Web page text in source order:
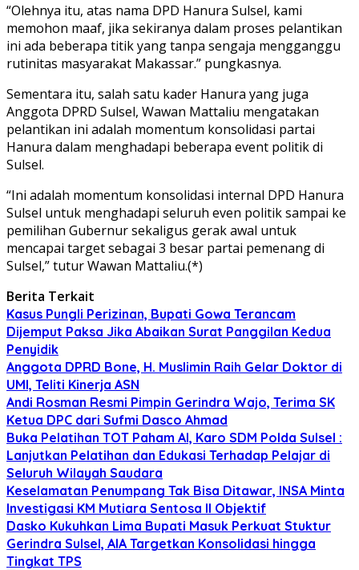
“Olehnya itu, atas nama DPD Hanura Sulsel, kami
memohon maaf, jika sekiranya dalam proses pelantikan
ini ada beberapa titik yang tanpa sengaja mengganggu
rutinitas masyarakat Makassar.” pungkasnya.
Sementara itu, salah satu kader Hanura yang juga
Anggota DPRD Sulsel, Wawan Mattaliu mengatakan
pelantikan ini adalah momentum konsolidasi partai
Hanura dalam menghadapi beberapa event politik di
Sulsel.
“Ini adalah momentum konsolidasi internal DPD Hanura
Sulsel untuk menghadapi seluruh even politik sampai ke
pemilihan Gubernur sekaligus gerak awal untuk
mencapai target sebagai 3 besar partai pemenang di
Sulsel,” tutur Wawan Mattaliu.(*)
Berita Terkait
Kasus Pungli Perizinan, Bupati Gowa Terancam
Dijemput Paksa Jika Abaikan Surat Panggilan Kedua
Penyidik
Anggota DPRD Bone, H. Muslimin Raih Gelar Doktor di
UMI, Teliti Kinerja ASN
Andi Rosman Resmi Pimpin Gerindra Wajo, Terima SK
Ketua DPC dari Sufmi Dasco Ahmad
Buka Pelatihan TOT Paham AI, Karo SDM Polda Sulsel :
Lanjutkan Pelatihan dan Edukasi Terhadap Pelajar di
Seluruh Wilayah Saudara
Keselamatan Penumpang Tak Bisa Ditawar, INSA Minta
Investigasi KM Mutiara Sentosa II Objektif
Dasko Kukuhkan Lima Bupati Masuk Perkuat Stuktur
Gerindra Sulsel, AIA Targetkan Konsolidasi hingga
Tingkat TPS